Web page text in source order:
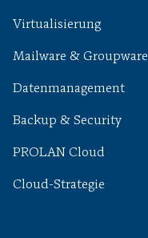
Virtualisierung
Mailware & Groupware
Datenmanagement
Backup & Security
PROLAN Cloud
Cloud-Strategie